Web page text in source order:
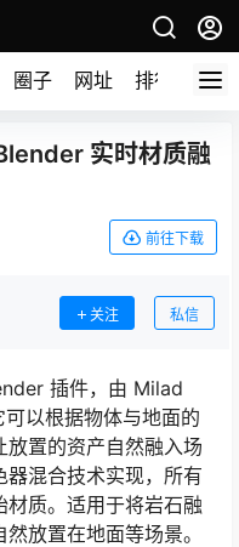
圈子 网址 排行榜
实时材质融
前往下载
关注 私信
插件，由 Milad
以根据物体与地面的
置的资产自然融入场
混合技术实现，所有
质。适用于将岩石融
放置在地面等场景。